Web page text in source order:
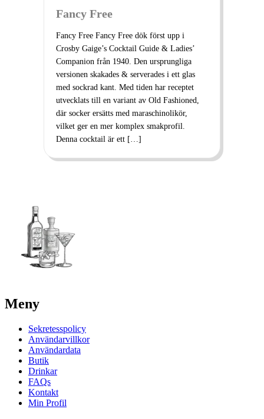
Fancy Free
Fancy Free Fancy Free dök först upp i
Crosby Gaige’s Cocktail Guide & Ladies’
Companion från 1940. Den ursprungliga
versionen skakades & serverades i ett glas
med sockrad kant. Med tiden har receptet
utvecklats till en variant av Old Fashioned,
där socker ersätts med maraschinolikör,
vilket ger en mer komplex smakprofil.
Denna cocktail är ett […]
Meny
Sekretesspolicy
Användarvillkor
Användardata
Butik
Drinkar
FAQs
Kontakt
Min Profil